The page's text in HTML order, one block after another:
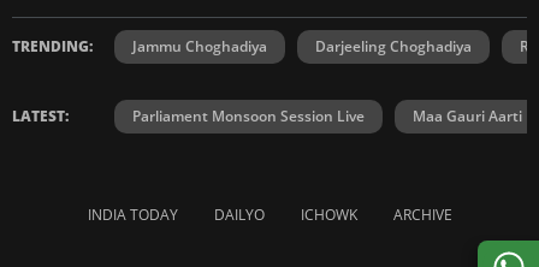
TRENDING: Jammu Choghadiya Darjeeling Choghadiya
LATEST: Parliament Monsoon Session Live Maa Gauri Aarti
INDIA TODAY DAILYO ICHOWK ARCHIVE